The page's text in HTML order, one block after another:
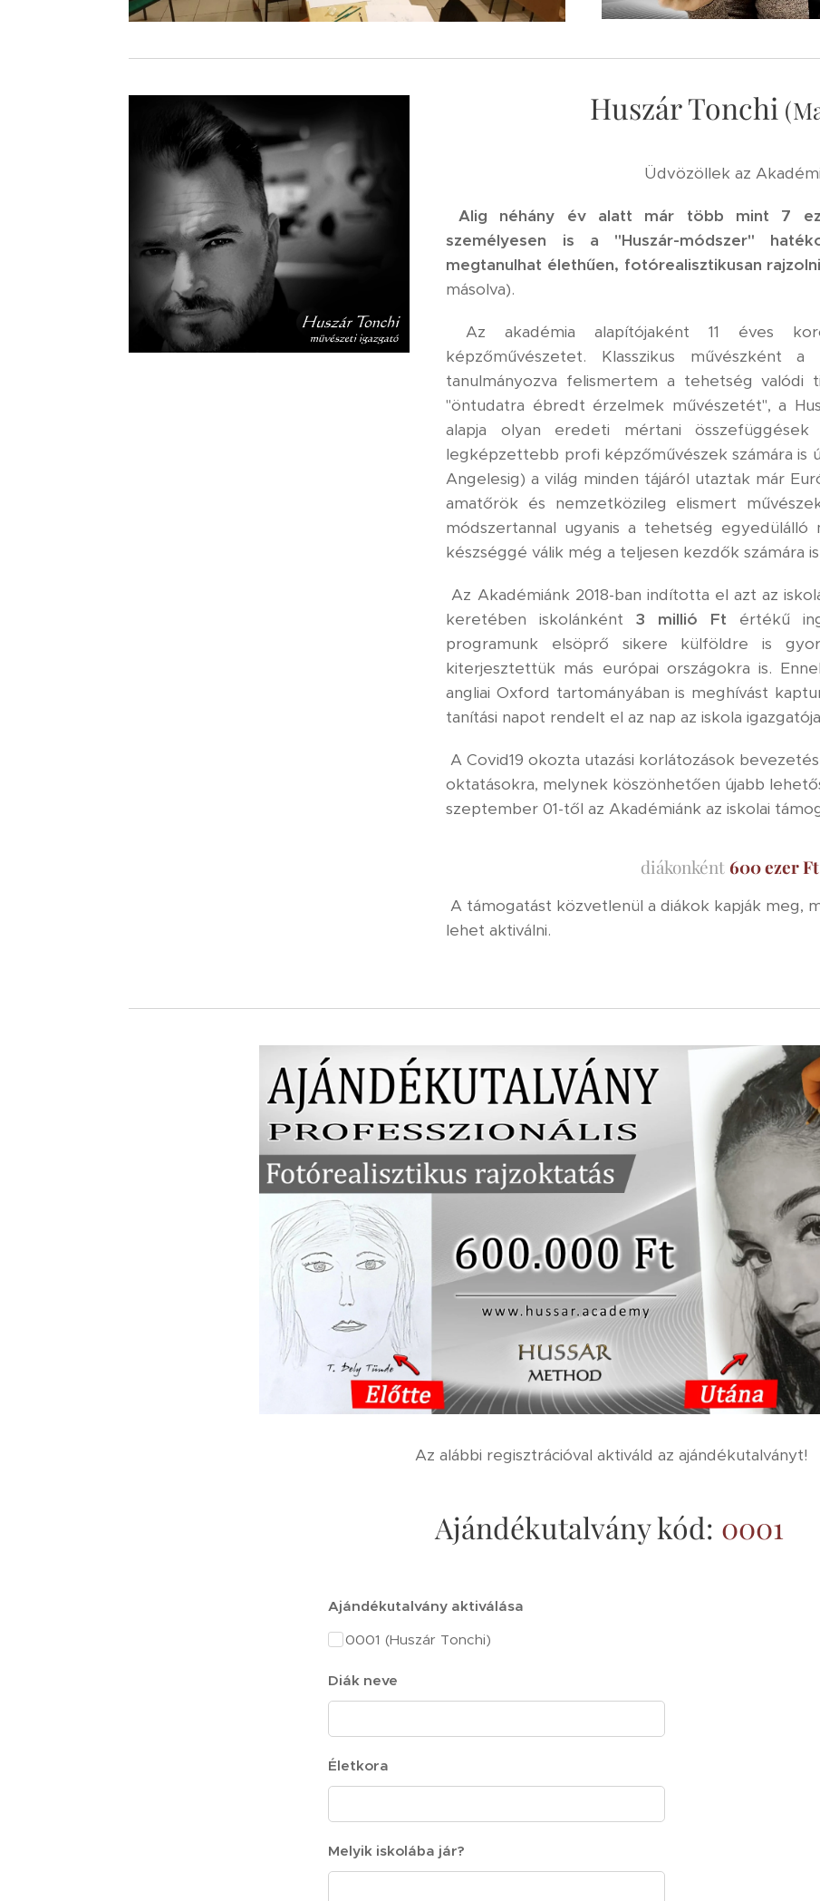
Huszár Tonchi
Üdvözöllek az
Alig néhány év alatt már több mint 7
személyesen is a "Huszár-módszer"
megtanulhat élethűen, fotórealisztikusan
másolva).
Az akadémia alapítójaként 11 éves
képzőművészetet. Klasszikus művészként
tanulmányozva felismertem a tehetség valódi
"öntudatra ébredt érzelmek művészetét", a
alapja olyan eredeti mértani
legképzettebb profi képzőművészek számára is
Angelesig) a világ minden tájáról utaztak már
amatőrök és nemzetközileg elismert
módszertannal ugyanis a tehetség egyedülálló
készséggé válik még a teljesen kezdők számára
Az Akadémiánk 2018-ban indította el azt az
keretében iskolánként3 millió Ft értékű
programunk elsöprő sikere külföldre is
kiterjesztettük más európai országokra is.
angliai Oxford tartományában is meghívást
tanítási napot rendelt el az nap az iskola
A Covid19 okozta utazási korlátozások
oktatásokra, melynek köszönhetően újabb
szeptember 01-től az Akadémiánk az iskolai
diákonként 600 ezer Ft
A támogatást közvetlenül a diákok kapják meg,
lehet aktiválni.
Az alábbi regisztrációval aktiváld az ajándékutalványt!
Ajándékutalvány kód: 0001
Ajándékutalvány aktiválása
0001 (Huszár Tonchi)
Diák neve
Életkora
Melyik iskolába jár?